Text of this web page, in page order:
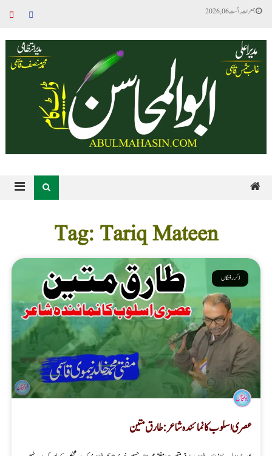
جمعرات, اگست 06, 2026
Tag: Tariq Mateen
ذکر رفتگاں
عصری اسلوب کا نمائندہ شاعر : طارق متین